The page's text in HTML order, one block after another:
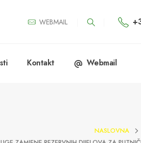
WEBMAIL
Kontakt Webmail
NASLOVNA